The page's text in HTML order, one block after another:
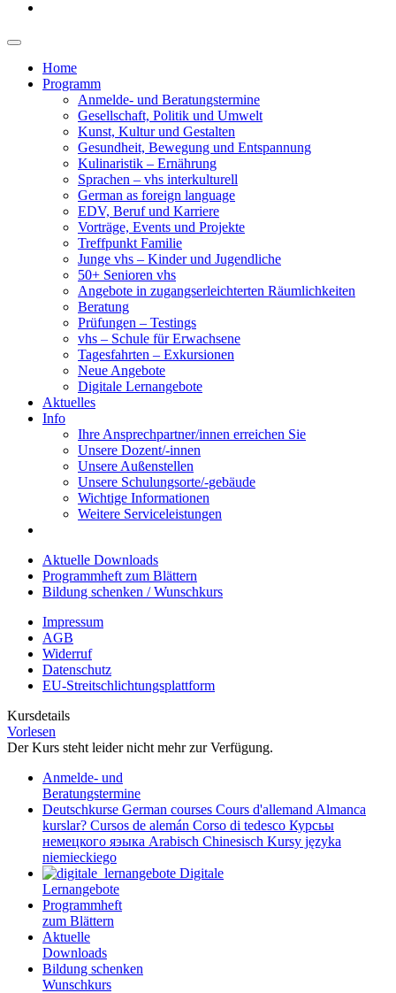
Home
Programm
Anmelde- und Beratungstermine
Gesellschaft, Politik und Umwelt
Kunst, Kultur und Gestalten
Gesundheit, Bewegung und Entspannung
Kulinaristik – Ernährung
Sprachen – vhs interkulturell
German as foreign language
EDV, Beruf und Karriere
Vorträge, Events und Projekte
Treffpunkt Familie
Junge vhs – Kinder und Jugendliche
50+ Senioren vhs
Angebote in zugangserleichterten Räumlichkeiten
Beratung
Prüfungen – Testings
vhs – Schule für Erwachsene
Tagesfahrten – Exkursionen
Neue Angebote
Digitale Lernangebote
Aktuelles
Info
Ihre Ansprechpartner/innen erreichen Sie
Unsere Dozent/-innen
Unsere Außenstellen
Unsere Schulungsorte/-gebäude
Wichtige Informationen
Weitere Serviceleistungen
Aktuelle Downloads
Programmheft zum Blättern
Bildung schenken / Wunschkurs
Impressum
AGB
Widerruf
Datenschutz
EU-Streitschlichtungsplattform
Kursdetails
Vorlesen
Der Kurs steht leider nicht mehr zur Verfügung.
Anmelde- und
Beratungstermine
Deutschkurse German courses Cours d'allemand Almanca
kurslar? Cursos de alemán Corso di tedesco Курсьы
немецкого яэыка Arabisch Chinesisch Kursy języka
niemieckiego
Digitale
Lernangebote
Programmheft
zum Blättern
Aktuelle
Downloads
Bildung schenken
Wunschkurs